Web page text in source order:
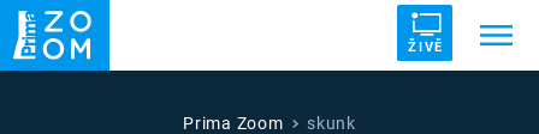
ŽIVĚ
UFO DRUHÁ SVĚTOVÁ VÁLKA
Prima Zoom skunk